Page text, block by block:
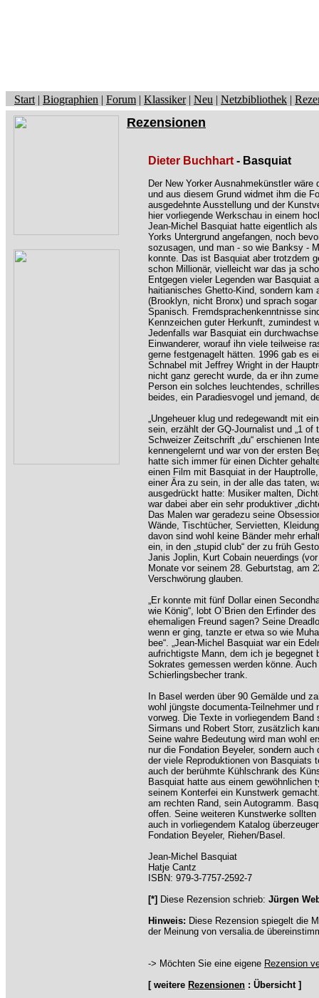
Start | Biographien | Forum | Klassiker| Neu | Netzbibliothek |
Rezensionen
Dieter Buchhart - Basquiat
Der New Yorker Ausnahmekünstler wäre
und aus diesem Grund widmet ihm die
ausgedehnte Ausstellung und der
hier vorliegende Werkschau in einem
Jean-Michel Basquiat hatte eigentlich
Yorks Untergrund angefangen, noch
sozusagen, und man - so wie Banksy -
konnte. Das ist Basquiat aber trotzdem
schon Millionär, vielleicht war das ja
Entgegen vieler Legenden war Basquiat
haitianisches Ghetto-Kind, sondern kam
(Brooklyn, nicht Bronx) und sprach
Spanisch. Fremdsprachenkenntnisse
Kennzeichen guter Herkunft, zumindest
Jedenfalls war Basquiat ein
Einwanderer, worauf ihn viele teilweise
gerne festgenagelt hätten. 1996 gab es
Schnabel mit Jeffrey Wright in der
nicht ganz gerecht wurde, da er ihn
Person ein solches leuchtendes,
beides, ein Paradiesvogel und jemand,
„Ungeheuer klug und redegewandt mit
sein, erzählt der GQ-Journalist und „1
Schweizer Zeitschrift „du“ erschienen
kennengelernt und war von der ersten
hatte sich immer für einen Dichter
einen Film mit Basquiat in der
einer Ära zu sein, in der alle das taten,
ausgedrückt hatte: Musiker malten,
war dabei aber ein sehr produktiver
Das Malen war geradezu seine
Wände, Tischtücher, Servietten,
davon sind wohl keine Bänder mehr
ein, in den „stupid club“ der zu früh
Janis Joplin, Kurt Cobain neuerdings
Monate vor seinem 28. Geburtstag, am
Verschwörung glauben.
„Er konnte mit fünf Dollar einen
wie König“, lobt O`Brien den Erfinder
ehemaligen Freund sagen? Seine
wenn er ging, tanzte er etwa so wie
bee“. „Jean-Michel Basquiat war ein
aufrichtigste Mann, dem ich je begegnet
Sokrates gemessen werden könne.
Schierlingsbecher trank.
In Basel werden über 90 Gemälde und
wohl jüngste documenta-Teilnehmer
vorweg. Die Texte in vorliegendem
Sirmans und Robert Storr, zusätzlich
Seine wahre Bedeutung wird man wohl
nur die Fondation Beyeler, sondern
der viele Reproduktionen von Basquiats
auch der berühmte Kühlschrank des
Basquiat hatte aus einem gewöhnlichen
seinem Konterfei ein Kunstwerk
am rechten Rand, sein Autogramm.
offen. Seine weiteren Kunstwerke
auch in vorliegendem Katalog
Fondation Beyeler, Riehen/Basel.
Jean-Michel Basquiat
Hatje Cantz
ISBN: 979-3-7757-2592-7
[*] Diese Rezension schrieb: Jürgen
Hinweis: Diese Rezension spiegelt die
der Meinung von versalia.de
-> Möchten Sie eine eigene Rezension
[ weitere Rezensionen : Übersicht ]